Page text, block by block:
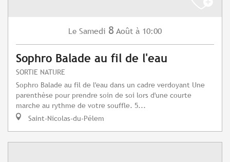
Le Samedi 8 Août à 10:00
Sophro Balade au fil de l'eau
SORTIE NATURE
Sophro Balade au fil de l'eau dans un cadre verdoyant Une
parenthèse pour prendre soin de soi lors d'une courte
marche au rythme de votre souffle. 5...
Saint-Nicolas-du-Pélem